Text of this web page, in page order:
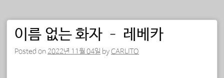
포스트 내비게이션
이름 없는 화자 – 레베카
Posted on 2022년 11월 04일 byCARLITO